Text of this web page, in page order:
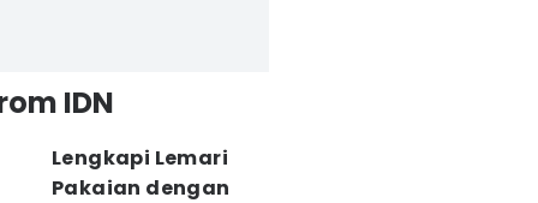
IDN
Lengkapi Lemari
Pakaian dengan